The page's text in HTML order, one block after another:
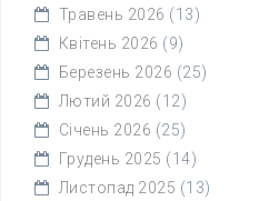
Травень 2026 (13)
Квітень 2026 (9)
Березень 2026 (25)
Лютий 2026 (12)
Січень 2026 (25)
Грудень 2025 (14)
Листопад 2025 (13)